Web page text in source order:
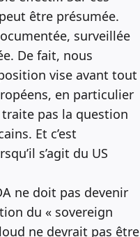
être présumée.
surveillée
De fait, nous
vise avant tout
en particulier
traite pas la question
Et c’est
s’agit du US
ne doit pas devenir
du « sovereign
ne devrait pas être